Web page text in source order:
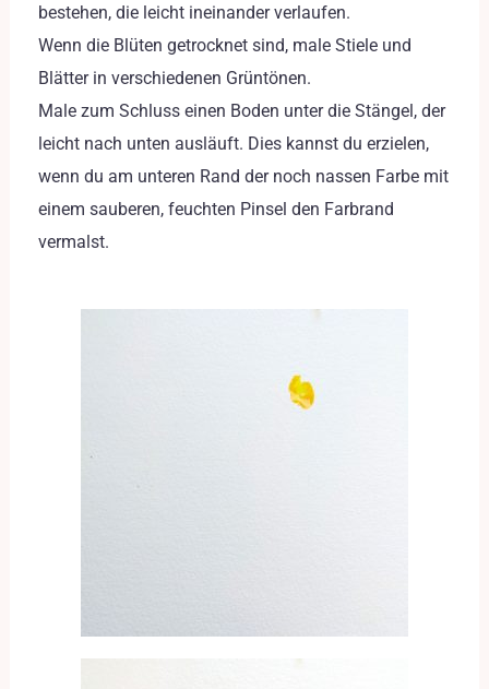
bestehen, die leicht ineinander verlaufen.
Wenn die Blüten getrocknet sind, male Stiele und
Blätter in verschiedenen Grüntönen.
Male zum Schluss einen Boden unter die Stängel, der
leicht nach unten ausläuft. Dies kannst du erzielen,
wenn du am unteren Rand der noch nassen Farbe mit
einem sauberen, feuchten Pinsel den Farbrand
vermalst.